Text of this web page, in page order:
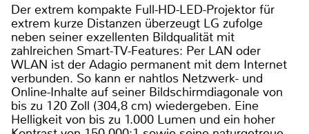
Der extrem kompakte Full-HD-LED-Projektor für
extrem kurze Distanzen überzeugt LG zufolge
neben seiner exzellenten Bildqualität mit
zahlreichen Smart-TV-Features: Per LAN oder
WLAN ist der Adagio permanent mit dem Internet
verbunden. So kann er nahtlos Netzwerk- und
Online-Inhalte auf seiner Bildschirmdiagonale von
bis zu 120 Zoll (304,8 cm) wiedergeben. Eine
Helligkeit von bis zu 1.000 Lumen und ein hoher